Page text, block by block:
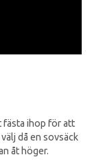
fästa ihop för att
då en sovsäck
åt höger.